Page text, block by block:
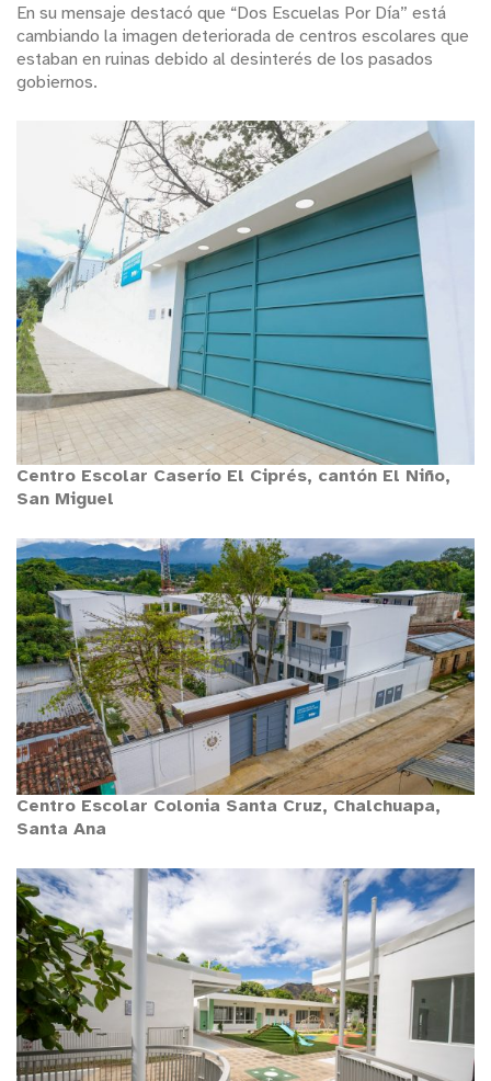
En su mensaje destacó que “Dos Escuelas Por Día” está
cambiando la imagen deteriorada de centros escolares que
estaban en ruinas debido al desinterés de los pasados
gobiernos.
Centro Escolar Caserío El Ciprés, cantón El Niño,
San Miguel
Centro Escolar Colonia Santa Cruz, Chalchuapa,
Santa Ana